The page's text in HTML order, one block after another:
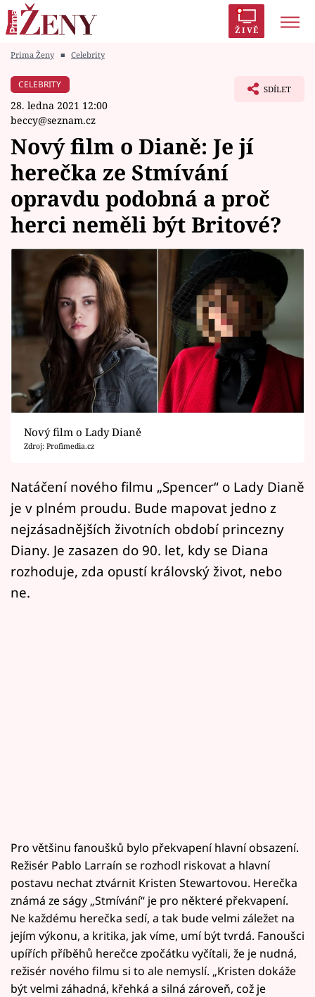
ŽIVĚ
Módní alarm
Témata
Celebrity
Vztahy
Seriály
Horoskopy
Sledujte prima+
Filmový festival Karlovy Vary
Přihlášení
Sledujte nás
Prima Ženy ■ Celebrity
CELEBRITY
28. ledna 2021 12:00
beccy@seznam.cz
SDÍLET
Nový film o Dianě: Je jí
herečka ze Stmívání
opravdu podobná a proč
herci neměli být Britové?
Nový film o Lady Dianě
Zdroj: Profimedia.cz
Natáčení nového filmu „Spencer“ o Lady Dianě
je v plném proudu. Bude mapovat jedno z
nejzásadnějších životních období princezny
Diany. Je zasazen do 90. let, kdy se Diana
rozhoduje, zda opustí královský život, nebo
ne.
Pro většinu fanoušků bylo překvapení hlavní obsazení.
Režisér Pablo Larraín se rozhodl riskovat a hlavní
postavu nechat ztvárnit Kristen Stewartovou. Herečka
známá ze ságy „Stmívání“ je pro některé překvapení.
Ne každému herečka sedí, a tak bude velmi záležet na
jejím výkonu, a kritika, jak víme, umí být tvrdá. Fanoušci
upířích příběhů herečce zpočátku vyčítali, že je nudná,
režisér nového filmu si to ale nemyslí. „Kristen dokáže
být velmi záhadná, křehká a silná zároveň, což je